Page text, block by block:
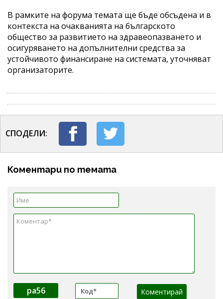
В рамките на форума темата ще бъде обсъдена и в
контекста на очакванията на българското
общество за развитието на здравеопазването и
осигуряването на допълнителни средства за
устойчивото финансиране на системата, уточняват
организаторите.
СПОДЕЛИ:
Коментари по темата
pa56